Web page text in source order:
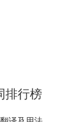
排行榜